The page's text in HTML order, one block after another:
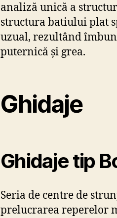
analiză unică a
structura batiului plat
uzual, rezultând
puternică și grea.
Ghidaje
Ghidaje tip
Seria de centre de
prelucrarea reperelor